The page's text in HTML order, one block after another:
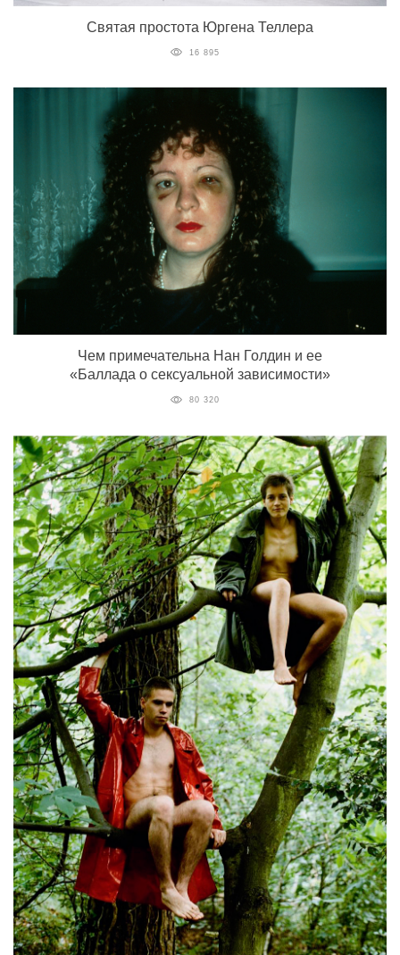
Святая простота Юргена Теллера
16 895
Чем примечательна Нан Голдин и ее
«Баллада о сексуальной зависимости»
80 320